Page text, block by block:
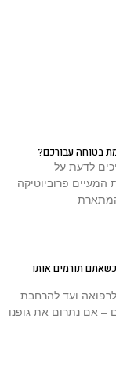
בטוחה עבורכם?
לדעת על
המעיים פרוביוטיקה
תורמים אותו
ועד להרחבת
– אם נתרום את גופנו